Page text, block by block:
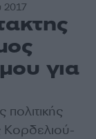
2017
για
Κορδελιού-